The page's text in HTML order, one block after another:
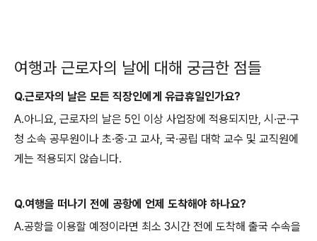
여행과 근로자의 날에 대해 궁금한 점들
Q.근로자의 날은 모든 직장인에게 유급휴일인가요?
A.아니요, 근로자의 날은 5인 이상 사업장에 적용되지만, 시·군·구
청 소속 공무원이나 초·중·고 교사, 국·공립 대학 교수 및 교직원에
게는 적용되지 않습니다.
Q.여행을 떠나기 전에 공항에 언제 도착해야 하나요?
A.공항을 이용할 예정이라면 최소 3시간 전에 도착해 출국 수속을